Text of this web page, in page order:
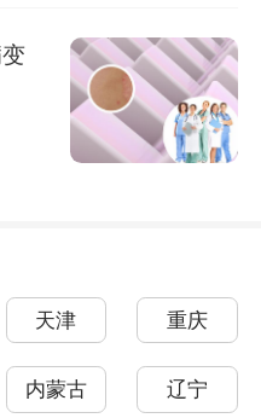
天津 重庆
内蒙古 辽宁